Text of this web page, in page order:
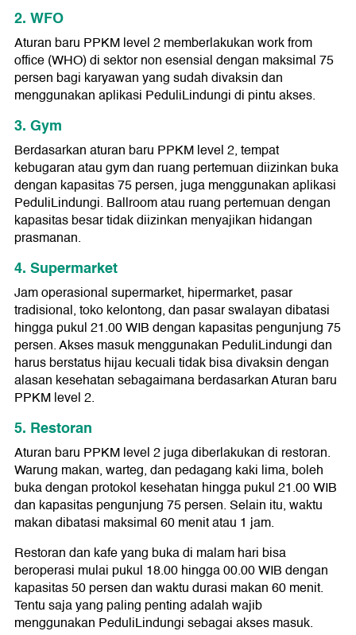
2. WFO
Aturan baru PPKM level 2 memberlakukan work from
office (WHO) di sektor non esensial dengan maksimal 75
persen bagi karyawan yang sudah divaksin dan
menggunakan aplikasi PeduliLindungi di pintu akses.
3. Gym
Berdasarkan aturan baru PPKM level 2, tempat
kebugaran atau gym dan ruang pertemuan diizinkan buka
dengan kapasitas 75 persen, juga menggunakan aplikasi
PeduliLindungi. Ballroom atau ruang pertemuan dengan
kapasitas besar tidak diizinkan menyajikan hidangan
prasmanan.
4. Supermarket
Jam operasional supermarket, hipermarket, pasar
tradisional, toko kelontong, dan pasar swalayan dibatasi
hingga pukul 21.00 WIB dengan kapasitas pengunjung 75
persen. Akses masuk menggunakan PeduliLindungi dan
harus berstatus hijau kecuali tidak bisa divaksin dengan
alasan kesehatan sebagaimana berdasarkan Aturan baru
PPKM level 2.
5. Restoran
Aturan baru PPKM level 2 juga diberlakukan di restoran.
Warung makan, warteg, dan pedagang kaki lima, boleh
buka dengan protokol kesehatan hingga pukul 21.00 WIB
dan kapasitas pengunjung 75 persen. Selain itu, waktu
makan dibatasi maksimal 60 menit atau 1 jam.
Restoran dan kafe yang buka di malam hari bisa
beroperasi mulai pukul 18.00 hingga 00.00 WIB dengan
kapasitas 50 persen dan waktu durasi makan 60 menit.
Tentu saja yang paling penting adalah wajib
menggunakan PeduliLindungi sebagai akses masuk.